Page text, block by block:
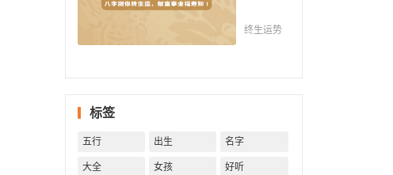
波澜，
缺，助
福寿
富贵！
终生运势
标签
五行 出生 名字
大全 女孩 好听